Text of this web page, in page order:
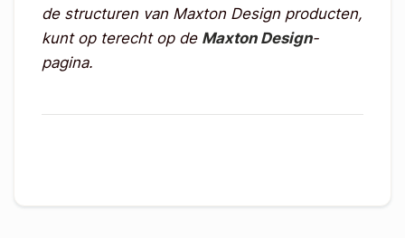
de structuren van Maxton Design producten,
kunt op terecht op de Maxton Design-
pagina.